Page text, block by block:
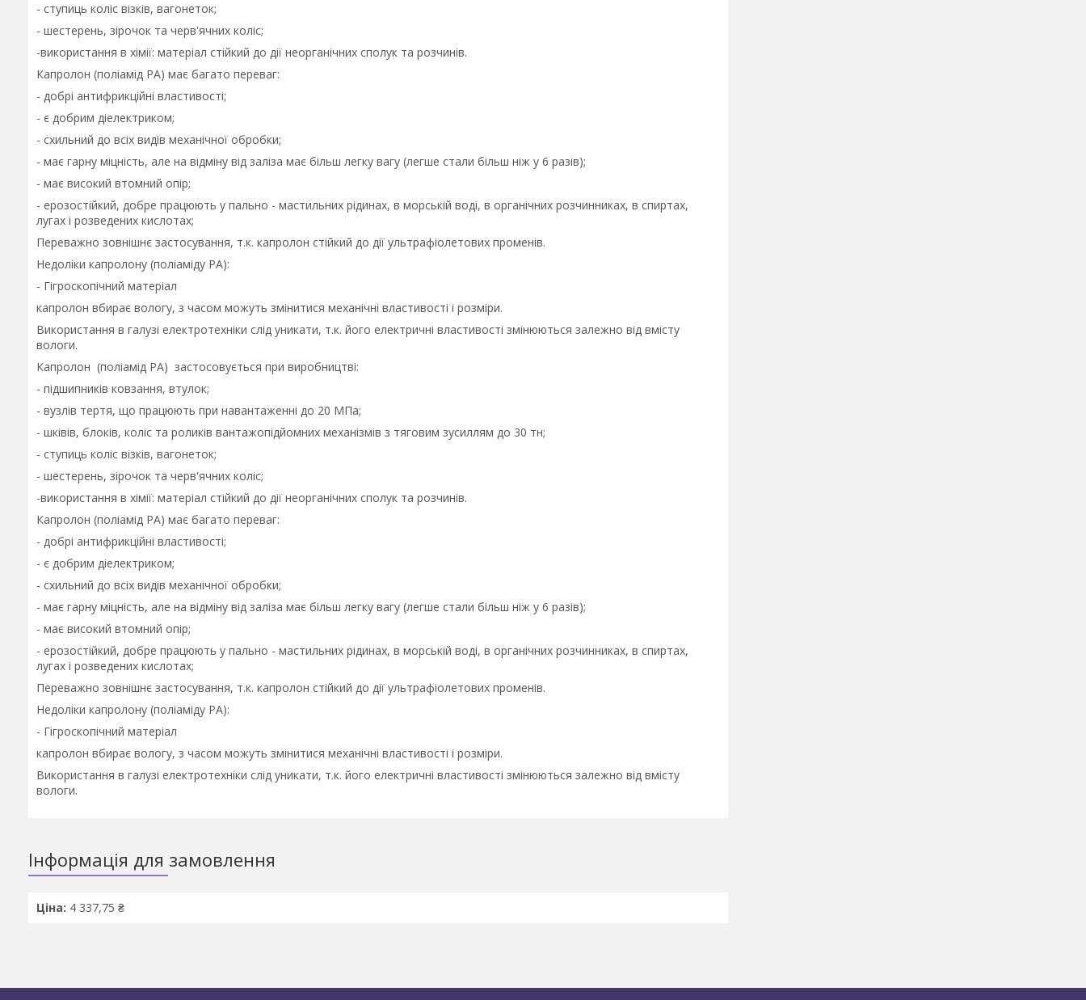
- ступиць коліс візків, вагонеток;
- шестерень, зірочок та черв'ячних коліс;
-використання в хімії: матеріал стійкий до дії неорганічних сполук та розчинів.
Капролон (поліамід РА) має багато переваг:
- добрі антифрикційні властивості;
- є добрим діелектриком;
- схильний до всіх видів механічної обробки;
- має гарну міцність, але на відміну від заліза має більш легку вагу (легше стали більш ніж у 6 разів);
- має високий втомний опір;
- ерозостійкий, добре працюють у пально - мастильних рідинах, в морській воді, в органічних розчинниках, в спиртах,
лугах і розведених кислотах;
Переважно зовнішнє застосування, т.к. капролон стійкий до дії ультрафіолетових променів.
Недоліки капролону (поліаміду РА):
- Гігроскопічний матеріал
капролон вбирає вологу, з часом можуть змінитися механічні властивості і розміри.
Використання в галузі електротехніки слід уникати, т.к. його електричні властивості змінюються залежно від вмісту
вологи.
Капролон (поліамід РА) застосовується при виробництві:
- підшипників ковзання, втулок;
- вузлів тертя, що працюють при навантаженні до 20 МПа;
- шківів, блоків, коліс та роликів вантажопідйомних механізмів з тяговим зусиллям до 30 тн;
- ступиць коліс візків, вагонеток;
- шестерень, зірочок та черв'ячних коліс;
-використання в хімії: матеріал стійкий до дії неорганічних сполук та розчинів.
Капролон (поліамід РА) має багато переваг:
- добрі антифрикційні властивості;
- є добрим діелектриком;
- схильний до всіх видів механічної обробки;
- має гарну міцність, але на відміну від заліза має більш легку вагу (легше стали більш ніж у 6 разів);
- має високий втомний опір;
- ерозостійкий, добре працюють у пально - мастильних рідинах, в морській воді, в органічних розчинниках, в спиртах,
лугах і розведених кислотах;
Переважно зовнішнє застосування, т.к. капролон стійкий до дії ультрафіолетових променів.
Недоліки капролону (поліаміду РА):
- Гігроскопічний матеріал
капролон вбирає вологу, з часом можуть змінитися механічні властивості і розміри.
Використання в галузі електротехніки слід уникати, т.к. його електричні властивості змінюються залежно від вмісту
вологи.
Інформація для замовлення
Ціна: 4 337,75 ₴